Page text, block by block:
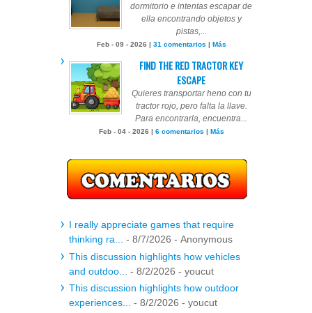
dormitorio e intentas escapar de
ella encontrando objetos y
pistas,...
Feb - 09 - 2026 | 31 comentarios | Más
FIND THE RED TRACTOR KEY
ESCAPE
Quieres transportar heno con tu
tractor rojo, pero falta la llave.
Para encontrarla, encuentra...
Feb - 04 - 2026 | 6 comentarios | Más
I really appreciate games that require
thinking ra...
- 8/7/2026 - Anonymous
This discussion highlights how vehicles
and outdoo...
- 8/2/2026 - youcut
This discussion highlights how outdoor
experiences...
- 8/2/2026 - youcut